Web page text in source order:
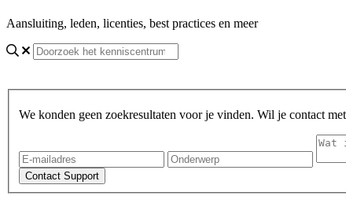
Aansluiting, leden, licenties, best practices en meer
We konden geen zoekresultaten voor je vinden. Wil je contact